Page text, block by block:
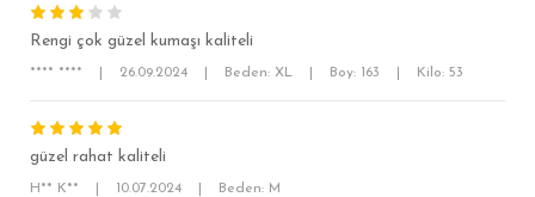
RELAX FİT
BÜYÜK BEDEN
Rengi çok güzel kumaşı kaliteli
**** **** 26.09.2024 Beden: XL Boy: 163 Kilo: 53
güzel rahat kaliteli
H** K** 10.07.2024 Beden: M